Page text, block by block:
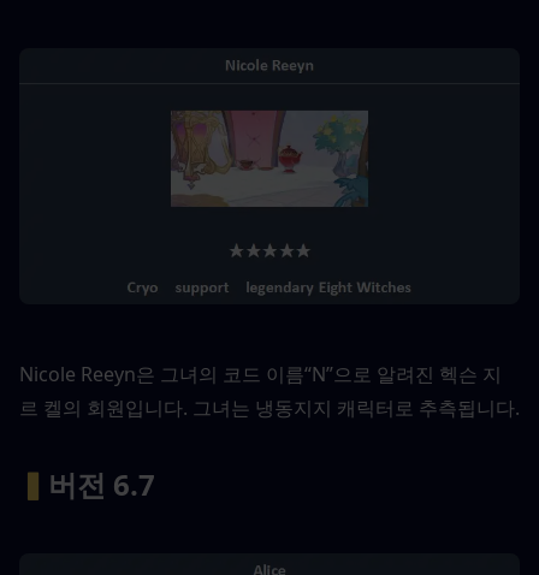
Nicole Reeyn은 그녀의 코드 이름“N”으로 알려진 헥슨 지
르 켈의 회원입니다. 그녀는 냉동지지 캐릭터로 추측됩니다.
▍ 버전 6.7